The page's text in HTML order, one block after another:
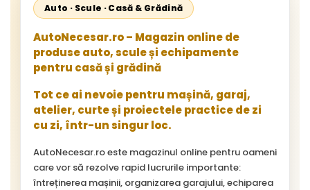
Auto · Scule · Casă & Grădină
AutoNecesar.ro – Magazin online de
produse auto, scule și echipamente
pentru casă și grădină
Tot ce ai nevoie pentru mașină, garaj,
atelier, curte și proiectele practice de zi
cu zi, într-un singur loc.
AutoNecesar.ro este magazinul online pentru oameni
care vor să rezolve rapid lucrurile importante:
întreținerea mașinii, organizarea garajului, echiparea